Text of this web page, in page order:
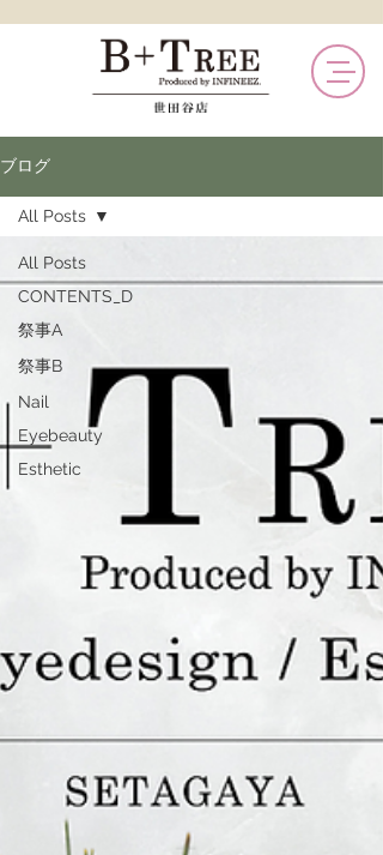
ブログ
All Posts
CONTENTS_D
祭事A
祭事B
Nail
Eyebeauty
Esthetic
All Posts